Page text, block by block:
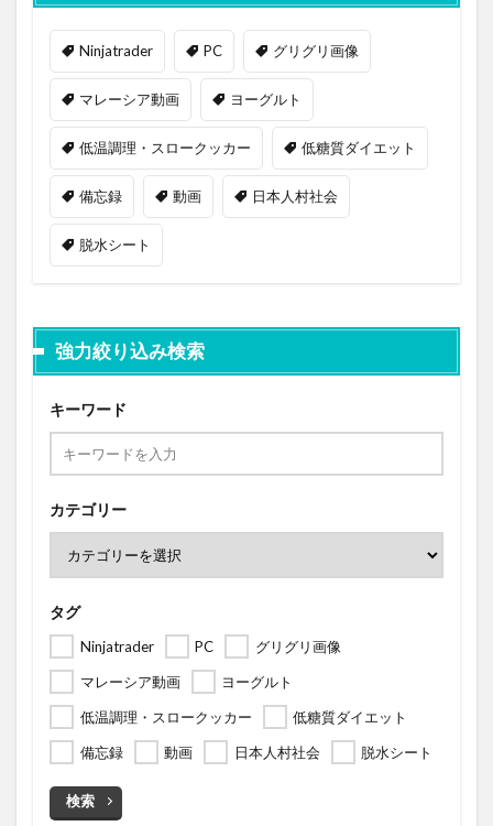
Ninjatrader PC グリグリ画像
マレーシア動画 ヨーグルト
低温調理・スロークッカー 低糖質ダイエット
備忘録 動画 日本人村社会
脱水シート
強力絞り込み検索
キーワード
カテゴリー
タグ
Ninjatrader PC
グリグリ画像
マレーシア動画
ヨーグルト
低温調理・スロークッカー
低糖質ダイエット
備忘録
動画 日本人村社会 脱水シート
検索